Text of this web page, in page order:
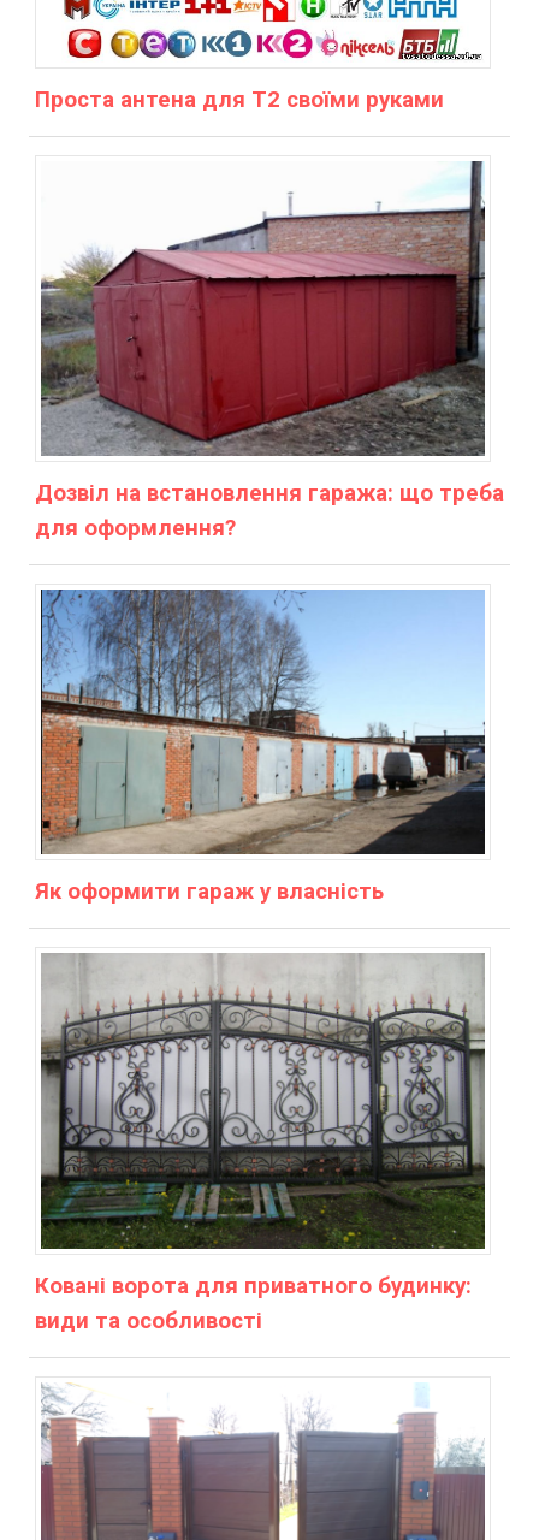
Проста антена для Т2 своїми руками
Дозвіл на встановлення гаража: що треба
для оформлення?
Як оформити гараж у власність
Ковані ворота для приватного будинку:
види та особливості